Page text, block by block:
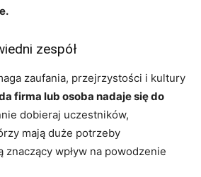
zespół
zaufania, przejrzystości i kultury
firma lub osoba nadaje się do
dobieraj uczestników,
mają duże potrzeby
znaczący wpływ na powodzenie